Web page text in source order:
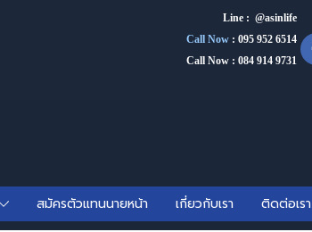
Line : @asinlife
Call Now : 095 952 6514
Call Now : 084 914 9731
สมัครตัวแทนนายหน้า เกี่ยวกับเรา ติดต่อเรา